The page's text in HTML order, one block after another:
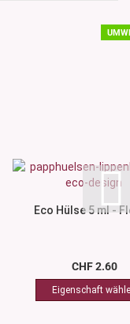
Eco Hülse 5 ml -
CHF 2.60